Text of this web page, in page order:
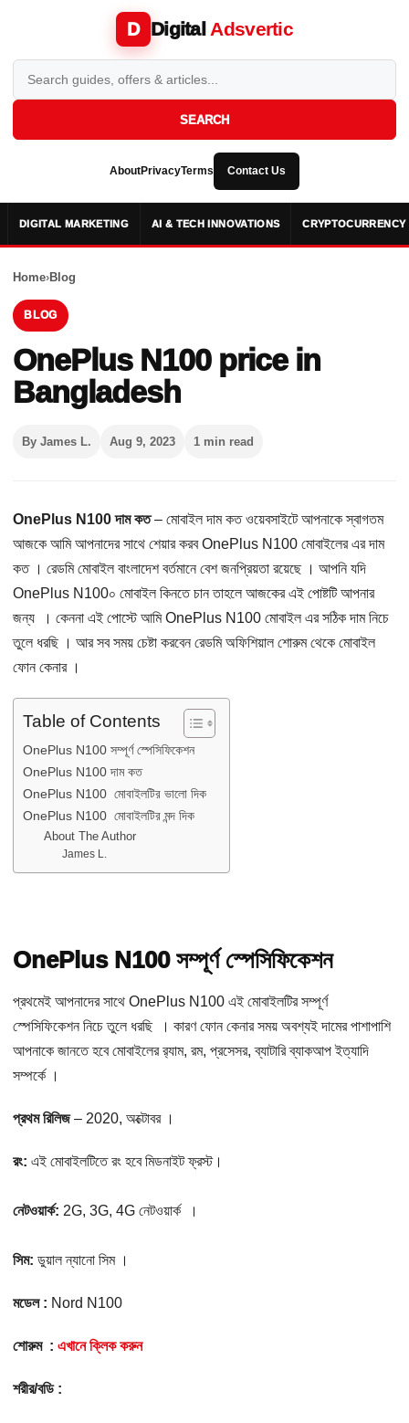
D Digital Adsvertic
SEARCH
AboutPrivacyTerms Contact Us
DIGITAL MARKETING AI & TECH INNOVATIONS CRYPTOCURRENCY
Home›Blog
BLOG
OnePlus N100 price in
Bangladesh
By James L. Aug 9, 2023 1 min read
OnePlus N100 দাম কত– মোবাইল দাম কত ওয়েবসাইটে আপনাকে স্বাগতম
আজকে আমি আপনাদের সাথে শেয়ার করব OnePlus N100 মোবাইলের এর দাম
কত । রেডমি মোবাইল বাংলাদেশ বর্তমানে বেশ জনপ্রিয়তা রয়েছে । আপনি যদি
OnePlus N100০ মোবাইল কিনতে চান তাহলে আজকের এই পোষ্টটি আপনার
জন্য । কেননা এই পোস্টে আমি OnePlus N100 মোবাইল এর সঠিক দাম নিচে
তুলে ধরছি । আর সব সময় চেষ্টা করবেন রেডমি অফিশিয়াল শোরুম থেকে মোবাইল
ফোন কেনার ।
Table of Contents
OnePlus N100 সম্পূর্ণ স্পেসিফিকেশন
OnePlus N100 দাম কত
OnePlus N100 মোবাইলটির ভালো দিক
OnePlus N100 মোবাইলটির মন্দ দিক
About The Author
James L.
OnePlus N100 সম্পূর্ণ স্পেসিফিকেশন
প্রথমেই আপনাদের সাথে OnePlus N100 এই মোবাইলটির সম্পূর্ণ
স্পেসিফিকেশন নিচে তুলে ধরছি । কারণ ফোন কেনার সময় অবশ্যই দামের পাশাপাশি
আপনাকে জানতে হবে মোবাইলের র‌্যাম, রম, প্রসেসর, ব্যাটারি ব্যাকআপ ইত্যাদি
সম্পর্কে ।
প্রথম রিলিজ– 2020, অক্টোবর ।
রং: এই মোবাইলটিতে রং হবে মিডনাইট ফ্রস্ট।
নেটওয়ার্ক: 2G, 3G, 4G নেটওয়ার্ক ।
সিম: ডুয়াল ন্যানো সিম ।
মডেল : Nord N100
শোরুম : এখানে ক্লিক করুন
শরীর/বডি :